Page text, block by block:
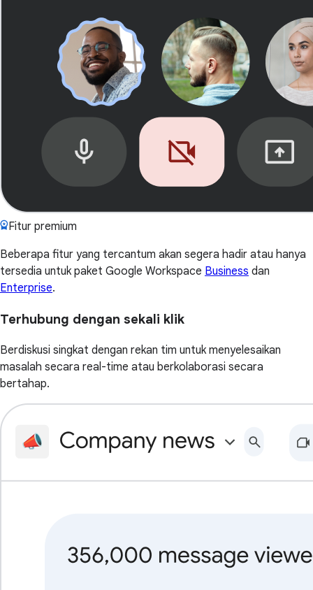
Fitur premium
Beberapa fitur yang tercantum akan segera hadir atau hanya
tersedia untuk paket Google Workspace Business dan
Enterprise.
Terhubung dengan sekali klik
Berdiskusi singkat dengan rekan tim untuk menyelesaikan
masalah secara real-time atau berkolaborasi secara
bertahap.